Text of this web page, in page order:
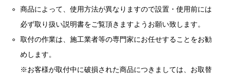
商品によって、使用方法が異なりますので設置・使用前には
必ず取り扱い説明書をご覧頂きますようお願い致します。
取付の作業は、施工業者等の専門家にお任せすることをお勧
めします。
※お客様が取付中に破損された商品につきましては、お取替